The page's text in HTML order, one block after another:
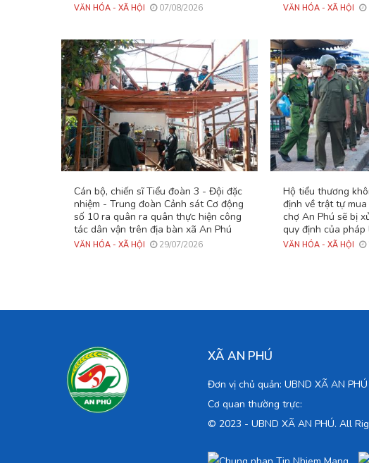
VĂN HÓA - XÃ HỘI 07/08/2026 VĂN HÓA - XÃ HỘI
Cán bộ, chiến sĩ Tiểu đoàn 3 - Đội đặc
nhiệm - Trung đoàn Cảnh sát Cơ động
số 10 ra quân ra quân thực hiện công
tác dân vận trên địa bàn xã An Phú
VĂN HÓA - XÃ HỘI 29/07/2026
Hộ tiểu thương
định về trật tự
chợ An Phú sẽ bị
quy định của pháp
VĂN HÓA - XÃ HỘI
XÃ AN PHÚ
Đơn vị chủ quản: UBND XÃ AN PHÚ
Cơ quan thường trực:
© 2023 - UBND XÃ AN PHÚ. All